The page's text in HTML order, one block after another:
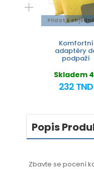
Přidat k
Komfortní
adaptéry
podpaží
Skladem
232 TND
Popis
Zbavte se pocení